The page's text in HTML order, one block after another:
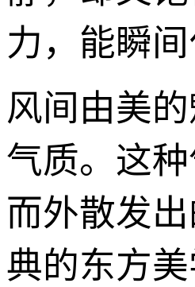
力，能瞬
风间由美
气质。这
而外散发
典的东方